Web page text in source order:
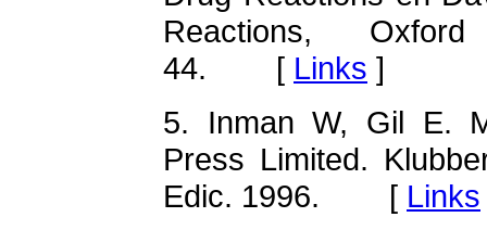
Reactions,
44. [ Links ]
5. Inman W, Gil E.
Press Limited.
Edic. 1996. [ Links